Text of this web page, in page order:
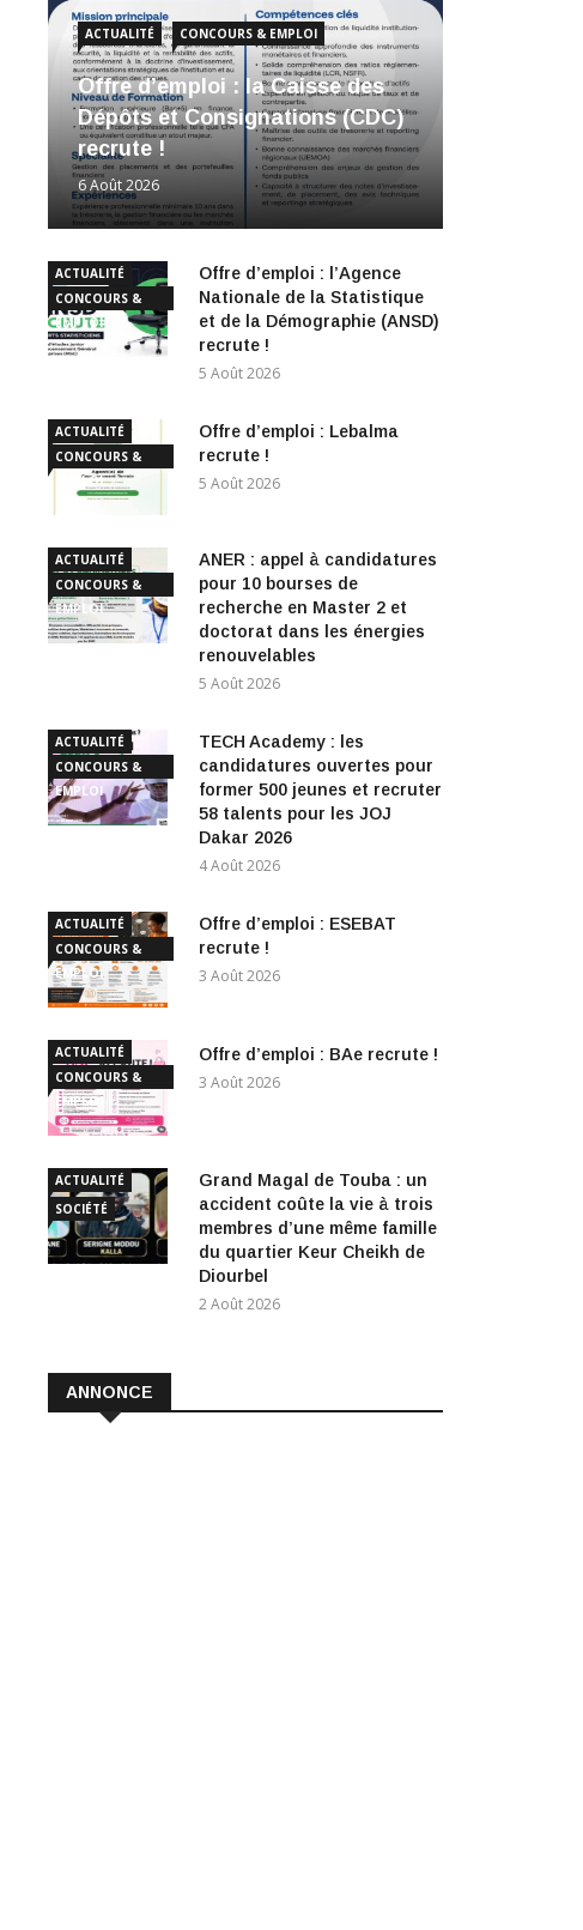
ACTUALITÉ CONCOURS & EMPLOI
Offre d’emploi : la Caisse des
Dépôts et Consignations (CDC)
recrute !
6 Août 2026
ACTUALITÉ
CONCOURS &
EMPLOI
Offre d’emploi : l’Agence
Nationale de la Statistique
et de la Démographie (ANSD)
recrute !
5 Août 2026
ACTUALITÉ
CONCOURS &
EMPLOI
Offre d’emploi : Lebalma
recrute !
5 Août 2026
ACTUALITÉ
CONCOURS &
EMPLOI
ANER : appel à candidatures
pour 10 bourses de
recherche en Master 2 et
doctorat dans les énergies
renouvelables
5 Août 2026
ACTUALITÉ
CONCOURS &
EMPLOI
TECH Academy : les
candidatures ouvertes pour
former 500 jeunes et recruter
58 talents pour les JOJ
Dakar 2026
4 Août 2026
ACTUALITÉ
CONCOURS &
EMPLOI
Offre d’emploi : ESEBAT
recrute !
3 Août 2026
ACTUALITÉ
CONCOURS &
EMPLOI
Offre d’emploi : BAe recrute !
3 Août 2026
ACTUALITÉ
SOCIÉTÉ
Grand Magal de Touba : un
accident coûte la vie à trois
membres d’une même famille
du quartier Keur Cheikh de
Diourbel
2 Août 2026
ANNONCE